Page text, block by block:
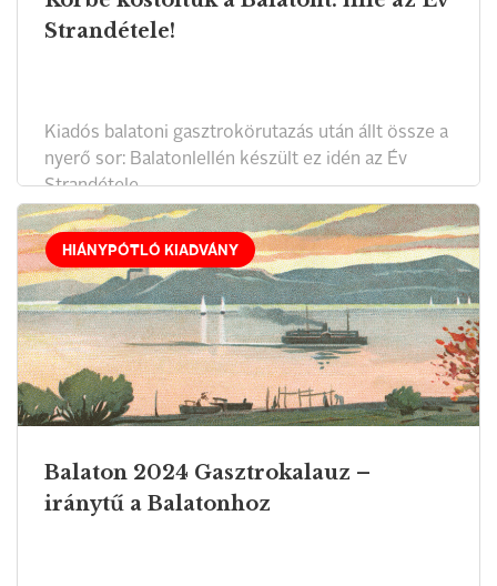
Strandétele!
Kiadós balatoni gasztrokörutazás után állt össze a
nyerő sor: Balatonlellén készült ez idén az Év
Strandétele.
HIÁNYPÓTLÓ KIADVÁNY
Balaton 2024 Gasztrokalauz –
iránytű a Balatonhoz